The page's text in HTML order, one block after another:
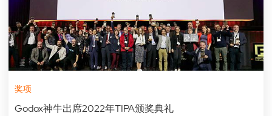
奖项
Godox神牛出席2022年TIPA颁奖典礼